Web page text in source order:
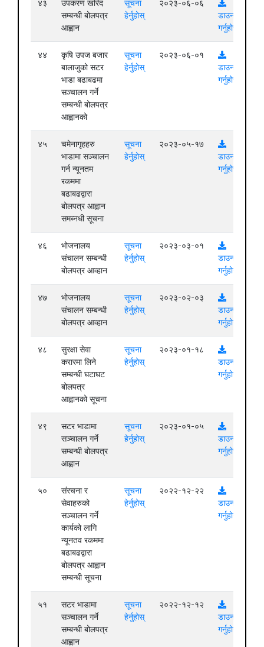
४३
उपकरण खरिद
सम्बन्धी बोलपत्र
आह्वान
सूचना
हेर्नुहोस्
२०२३-०६-०६
डाउनलोड
गर्नुहोस्
४४
कृषि उपज बजार
बालाजुको सटर
भाडा बढाबढमा
सञ्चालन गर्ने
सम्बन्धी बोलपत्र
आह्वानको
सूचना
हेर्नुहोस्
२०२३-०६-०१
डाउनलोड
गर्नुहोस्
४५
चमेनागृहहरु
भाडामा सञ्चालन
गर्न न्यूनतम
रकममा
बढाबढद्वारा
बोलपत्र आह्वान
समब्नधी सूचना
सूचना
हेर्नुहोस्
२०२३-०५-१७
डाउनलोड
गर्नुहोस्
४६
भोजनालय
संचालन सम्बन्धी
बोलपत्र आव्हान
सूचना
हेर्नुहोस्
२०२३-०३-०१
डाउनलोड
गर्नुहोस्
४७
भोजनालय
संचालन सम्बन्धी
बोलपत्र आव्हान
सूचना
हेर्नुहोस्
२०२३-०२-०३
डाउनलोड
गर्नुहोस्
४८
सुरक्षा सेवा
करारमा लिने
सम्बन्धी घटाघट
बोलपत्र
आह्वानको सूचना
सूचना
हेर्नुहोस्
२०२३-०१-१८
डाउनलोड
गर्नुहोस्
४९
सटर भाडामा
सञ्चालन गर्ने
सम्बन्धी बोलपत्र
आह्वान
सूचना
हेर्नुहोस्
२०२३-०१-०५
डाउनलोड
गर्नुहोस्
५०
संरचना र
सेवाहरुको
सञ्चालन गर्ने
कार्यको लागि
न्यूनतव रकममा
बढाबढद्वारा
बोलपत्र आह्वान
सम्बन्धी सूचना
सूचना
हेर्नुहोस्
२०२२-१२-२२
डाउनलोड
गर्नुहोस्
५१
सटर भाडामा
सञ्चालन गर्ने
सम्बन्धी बोलपत्र
आह्वान
सूचना
हेर्नुहोस्
२०२२-१२-१२
डाउनलोड
गर्नुहोस्